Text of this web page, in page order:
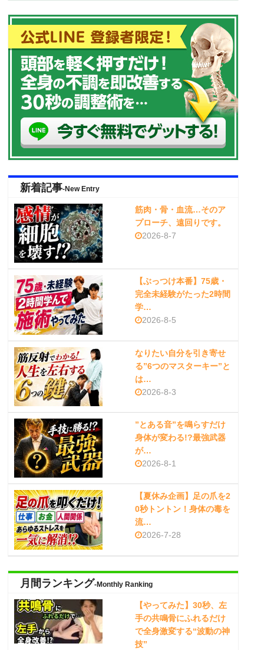
新着記事-New Entry
筋肉・骨・血流…そのア
プローチ、遠回りです。
2026-8-7
【ぶっつけ本番】75歳・
完全未経験がたった2時間
学…
2026-8-5
なりたい自分を引き寄せ
る”6つのマスターキー”と
は…
2026-8-3
”とある音”を鳴らすだけ
身体が変わる!?最強武器
が…
2026-8-1
【夏休み企画】足の爪を2
0秒トントン！身体の毒を
流…
2026-7-28
月間ランキング-Monthly Ranking
【やってみた】30秒、左
手の共鳴骨にふれるだけ
で全身激変する“波動の神
技”